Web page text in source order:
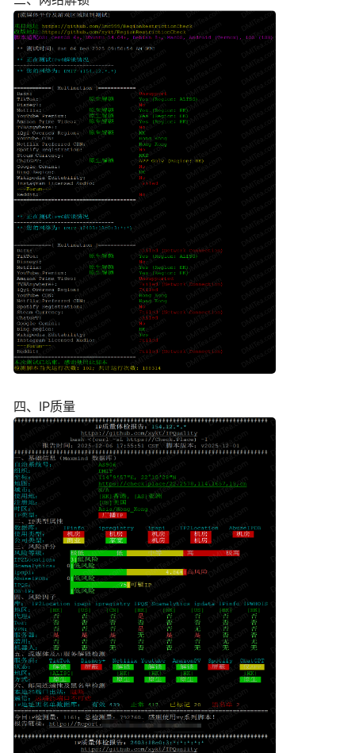
四、IP质量